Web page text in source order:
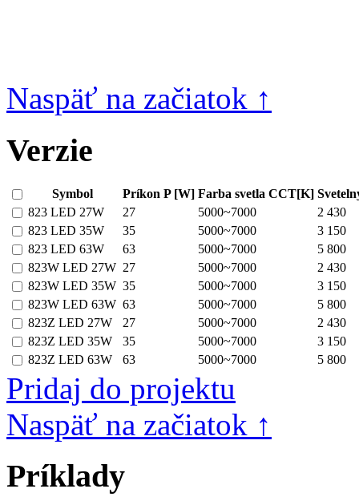
Naspäť na začiatok ↑
Verzie
Symbol Príkon P [W] Farba svetla CCT[K]
823 LED 27W
27 5000~7000
2 430
823 LED 35W
35 5000~7000
3 150
823 LED 63W
63 5000~7000
5 800
823W LED 27W 27 5000~7000
2 430
823W LED 35W 35 5000~7000
3 150
823W LED 63W 63 5000~7000
5 800
823Z LED 27W
27 5000~7000
2 430
823Z LED 35W
35 5000~7000
3 150
823Z LED 63W
63 5000~7000 5 800
Pridaj do projektu
Naspäť na začiatok ↑
Príklady